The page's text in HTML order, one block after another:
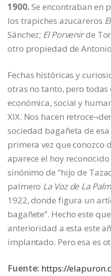
1900.Se encontraban en
los trapiches azucareros
Sánchez; El Porvenirde
otro propiedad de
Fechas históricas y
otras no tanto, pero
económica, social y
XIX. Nos hacen
sociedad bagañeta de
primera vez que conozco
aparece el hoy
sinónimo de “hijo de
palmero La Voz de La
1922, donde figura un
bagañete”. Hecho este
anterioridad a esta este
implantado. Pero esa es
Fuente: https://